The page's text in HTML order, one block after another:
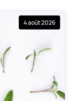
4 août 2026